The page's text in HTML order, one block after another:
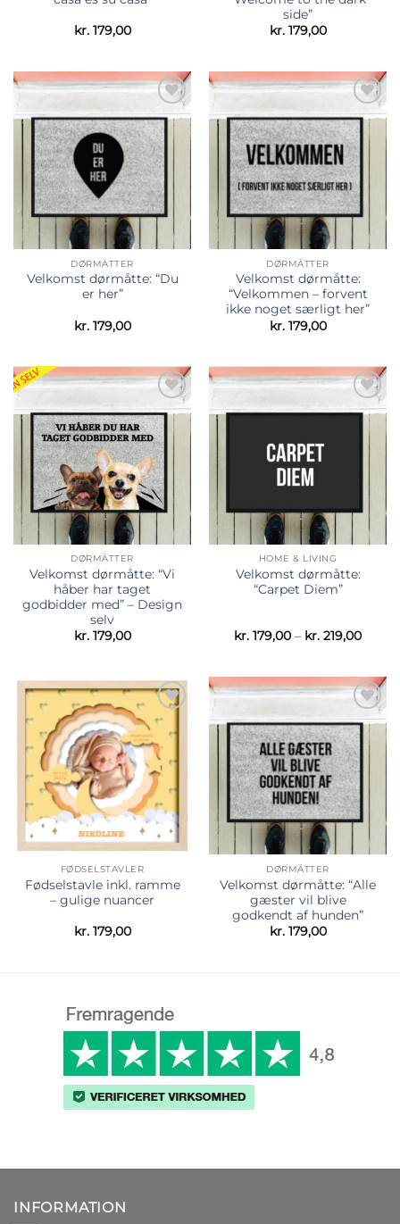
kr.179,00
side”
kr.179,00
Tilføj til
ønskeliste
DØRMÅTTER
Velkomst dørmåtte: “Du
er her”
kr.179,00
Tilføj til
ønskeliste
DØRMÅTTER
Velkomst dørmåtte:
“Velkommen – forvent
ikke noget særligt her”
kr.179,00
Tilføj til
ønskeliste
DØRMÅTTER
Velkomst dørmåtte: “Vi
håber har taget
godbidder med” – Design
selv
kr.179,00
Tilføj til
ønskeliste
HOME & LIVING
Velkomst dørmåtte:
“Carpet Diem”
kr. 179,00 – kr. 219,00
Tilføj til
ønskeliste
FØDSELSTAVLER
Fødselstavle inkl. ramme
– gulige nuancer
kr.179,00
Tilføj til
ønskeliste
DØRMÅTTER
Velkomst dørmåtte: “Alle
gæster vil blive
godkendt af hunden”
kr.179,00
INFORMATION